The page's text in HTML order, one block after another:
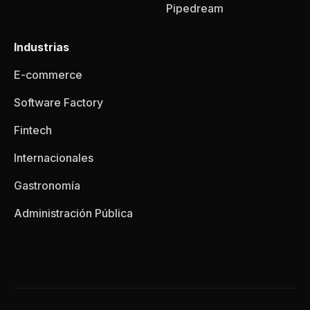
Pipedream
Industrias
E-commerce
Software Factory
Fintech
Internacionales
Gastronomía
Administración Pública